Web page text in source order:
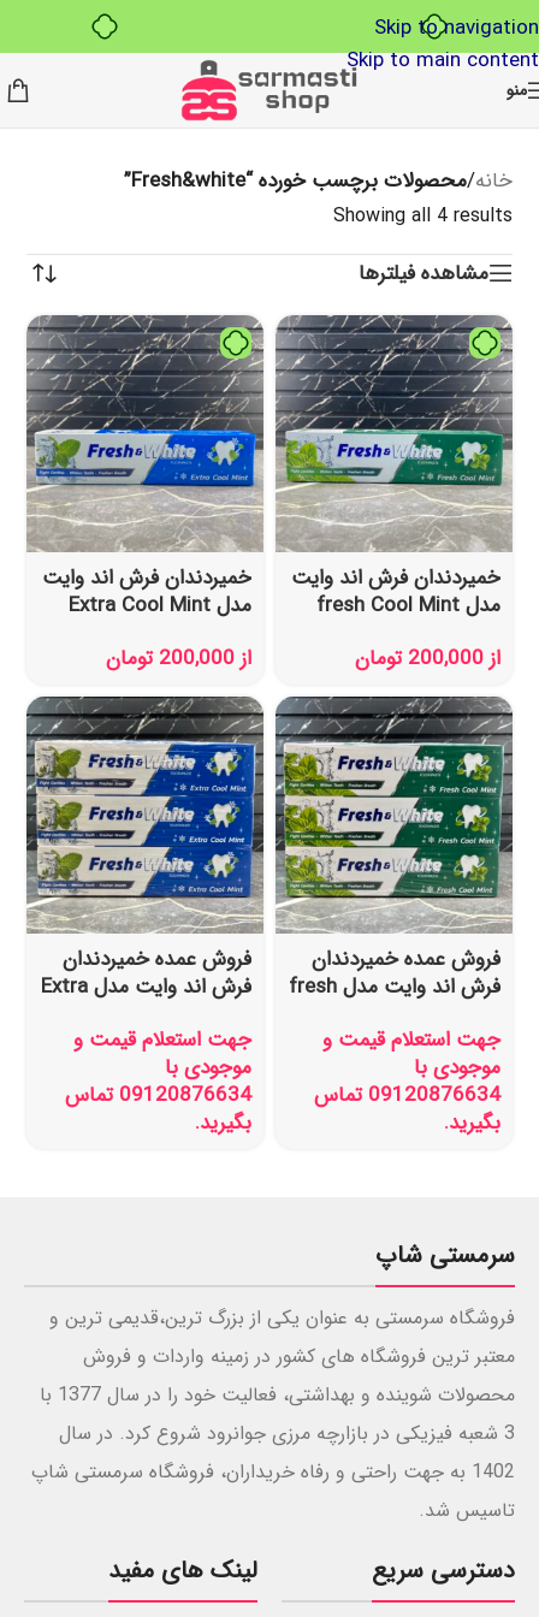
بدون ضامن، بدون سودSkip to navigation
Skip to main content
منو
خانه/محصولات برچسب خورده “Fresh&white”
Showing all 4 results
مشاهده فیلترها
خمیردندان فرش اند وایت
مدل fresh Cool Mint
از200,000 تومان
خمیردندان فرش اند وایت
مدل Extra Cool Mint
از200,000 تومان
فروش عمده خمیردندان
فرش اند وایت مدل fresh
جهت استعلام قیمت و
موجودی با
09120876634 تماس
بگیرید.
فروش عمده خمیردندان
فرش اند وایت مدل Extra
جهت استعلام قیمت و
موجودی با
09120876634 تماس
بگیرید.
سرمستی شاپ
فروشگاه سرمستی به عنوان یکی از بزرگ ترین،قدیمی ترین و
معتبر ترین فروشگاه های کشور در زمینه واردات و فروش
محصولات شوینده و بهداشتی، فعالیت خود را در سال 1377 با
3 شعبه فیزیکی در بازارچه مرزی جوانرود شروع کرد. در سال
1402 به جهت راحتی و رفاه خریداران، فروشگاه سرمستی شاپ
تاسیس شد.
دسترسی سریع لینک های مفید